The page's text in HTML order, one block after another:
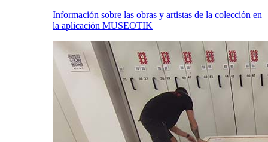
Información sobre las obras y artistas de la colección en
la aplicación MUSEOTIK